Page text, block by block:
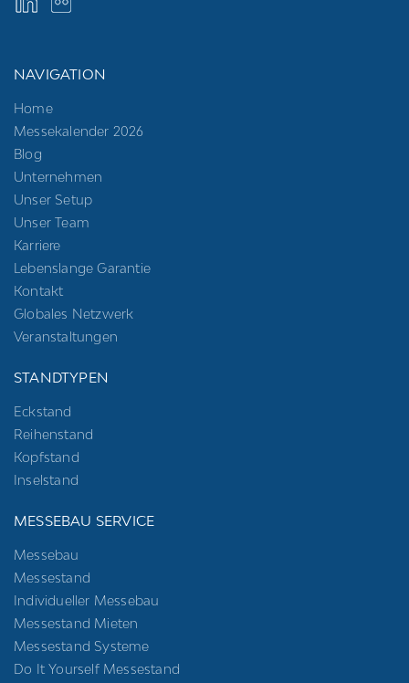
NAVIGATION
Home
Messekalender 2026
Blog
Unternehmen
Unser Setup
Unser Team
Karriere
Lebenslange Garantie
Kontakt
Globales Netzwerk
Veranstaltungen
STANDTYPEN
Eckstand
Reihenstand
Kopfstand
Inselstand
MESSEBAU SERVICE
Messebau
Messestand
Individueller Messebau
Messestand Mieten
Messestand Systeme
Do It Yourself Messestand